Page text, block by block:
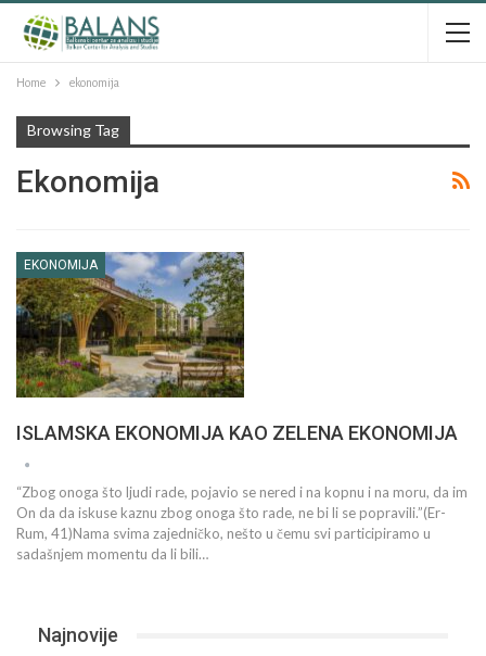
Home ekonomija
Browsing Tag
Ekonomija
EKONOMIJA
ISLAMSKA EKONOMIJA KAO ZELENA EKONOMIJA
“Zbog onoga što ljudi rade, pojavio se nered i na kopnu i na moru, da im
On da da iskuse kaznu zbog onoga što rade, ne bi li se popravili.”(Er-
Rum, 41)Nama svima zajedničko, nešto u čemu svi participiramo u
sadašnjem momentu da li bili…
Najnovije